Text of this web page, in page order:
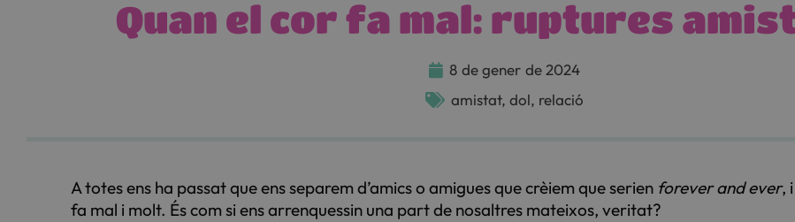
Quan el cor fa mal: ruptures
8 de gener de 2024
amistat, dol, relació
A totes ens ha passat que ens separem d’amics o amigues que crèiem que serien forever and ever,
fa mal i molt. És com si ens arrenquessin una part de nosaltres mateixos, veritat?